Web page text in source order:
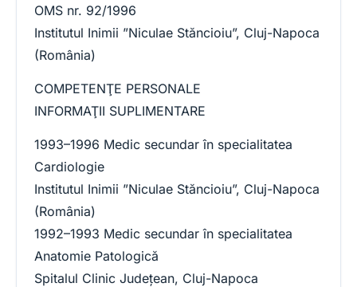
OMS nr. 92/1996
Institutul Inimii ”Niculae Stăncioiu”, Cluj-Napoca
(România)
COMPETENŢE PERSONALE
INFORMAŢII SUPLIMENTARE
1993–1996 Medic secundar în specialitatea
Cardiologie
Institutul Inimii ”Niculae Stăncioiu”, Cluj-Napoca
(România)
1992–1993 Medic secundar în specialitatea
Anatomie Patologică
Spitalul Clinic Județean, Cluj-Napoca